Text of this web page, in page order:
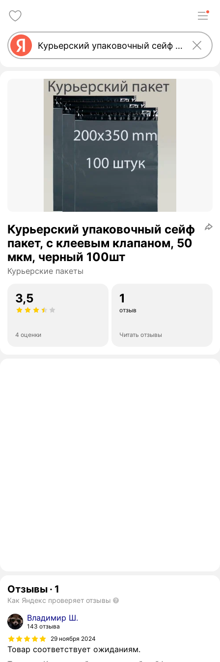
Курьерский упаковочный сейф
пакет, с клеевым клапаном, 50
мкм, черный 100шт
Курьерские пакеты
3,5
4 оценки
1
отзыв
Читать отзывы
Отзывы · 1
Как Яндекс проверяет отзывы
Владимир Ш.
143 отзыва
29 ноября 2024
Товар соответствует ожиданиям.